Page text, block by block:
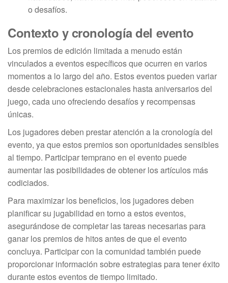
o desafíos.
Contexto y cronología del evento
Los premios de edición limitada a menudo están
vinculados a eventos específicos que ocurren en varios
momentos a lo largo del año. Estos eventos pueden variar
desde celebraciones estacionales hasta aniversarios del
juego, cada uno ofreciendo desafíos y recompensas
únicas.
Los jugadores deben prestar atención a la cronología del
evento, ya que estos premios son oportunidades sensibles
al tiempo. Participar temprano en el evento puede
aumentar las posibilidades de obtener los artículos más
codiciados.
Para maximizar los beneficios, los jugadores deben
planificar su jugabilidad en torno a estos eventos,
asegurándose de completar las tareas necesarias para
ganar los premios de hitos antes de que el evento
concluya. Participar con la comunidad también puede
proporcionar información sobre estrategias para tener éxito
durante estos eventos de tiempo limitado.